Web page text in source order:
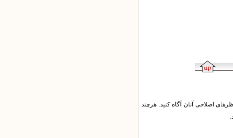
اصلاحی آنان آگاه کنید. هرچند